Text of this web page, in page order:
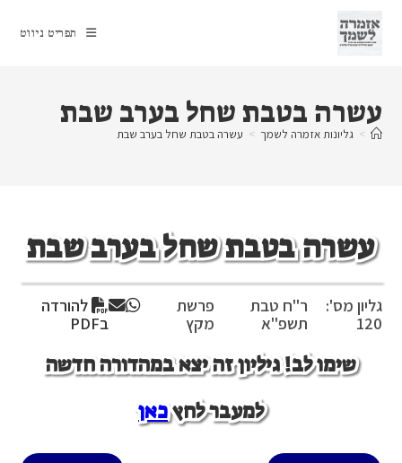
content
תפריט ניווט
עשרה בטבת שחל בערב שבת
> גליונות אזמרה לשמך > עשרה בטבת שחל בערב שבת
עשרה בטבת שחל בערב שבת
גליון מס':
120
ר"ח טבת
תשפ"א
פרשת
מקץ
להורדה
בPDF
שימו לב! גיליון זה יצא במהדורה חדשה
למעבר לחץכאן